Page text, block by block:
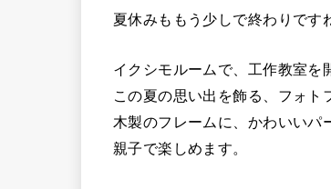
夏休みももう少しで終わりです
イクシモルームで、工作教室を
この夏の思い出を飾る、フォト
木製のフレームに、かわいいパ
親子で楽しめます。